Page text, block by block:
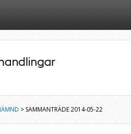
> SAMMANTRÄDE 2014-05-22